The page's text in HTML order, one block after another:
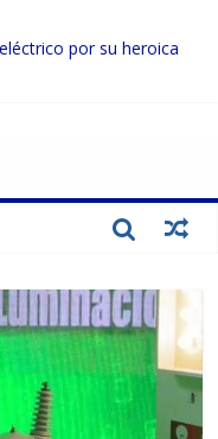
por su heroica
el sector privado para
instalaciones del SEN
para fortalecer el SEN